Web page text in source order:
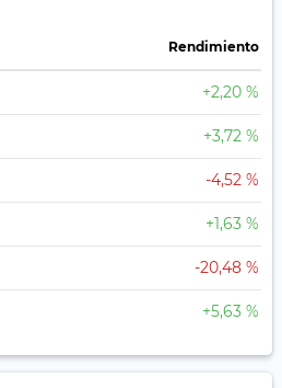
Rendimiento
+2,20 %
+3,72 %
-4,52 %
+1,63 %
-20,48 %
+5,63 %